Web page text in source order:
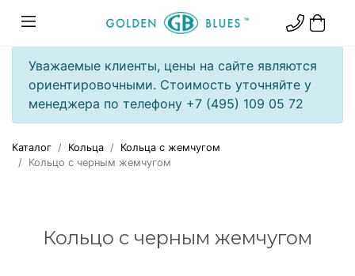
Уважаемые клиенты, цены на сайте являются
ориентировочными. Стоимость уточняйте у
менеджера по телефону +7 (495) 109 05 72
Каталог Кольца
Кольца с жемчугом
Кольцо с черным жемчугом
Кольцо с черным жемчугом